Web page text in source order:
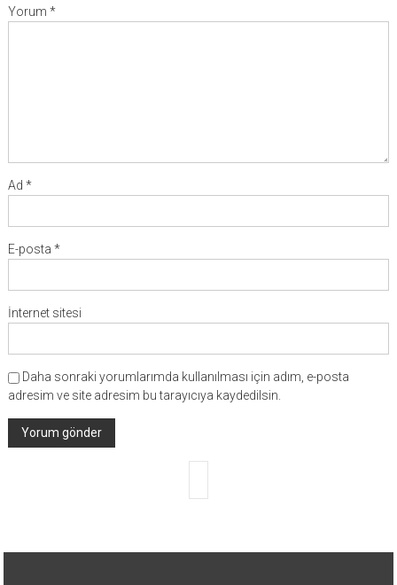
Yorum *
Ad *
E-posta *
İnternet sitesi
Daha sonraki yorumlarımda kullanılması için adım, e-posta
adresim ve site adresim bu tarayıcıya kaydedilsin.